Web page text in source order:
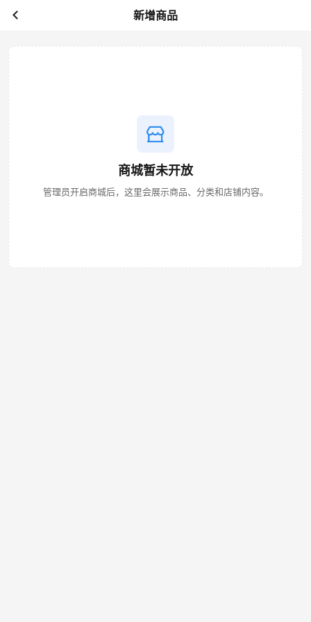
新增商品
商城暂未开放
管理员开启商城后，这里会展示商品、分类和店铺内容。